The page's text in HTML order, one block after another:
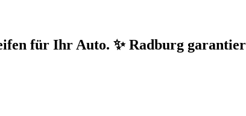
für Ihr Auto. ✨ Radburg